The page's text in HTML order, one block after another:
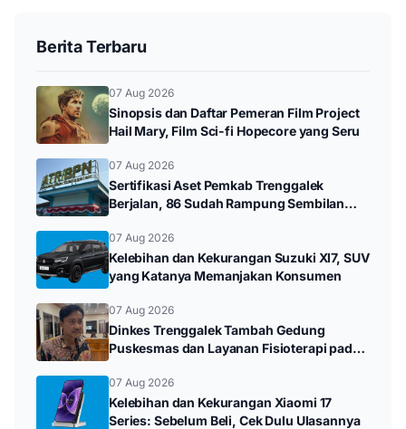
Berita Terbaru
07 Aug 2026
Sinopsis dan Daftar Pemeran Film Project
Hail Mary, Film Sci-fi Hopecore yang Seru
07 Aug 2026
Sertifikasi Aset Pemkab Trenggalek
Berjalan, 86 Sudah Rampung Sembilan
07 Aug 2026
Kelebihan dan Kekurangan Suzuki Xl7, SUV
yang Katanya Memanjakan Konsumen
07 Aug 2026
Dinkes Trenggalek Tambah Gedung
Puskesmas dan Layanan Fisioterapi pada
07 Aug 2026
Kelebihan dan Kekurangan Xiaomi 17
Series: Sebelum Beli, Cek Dulu Ulasannya